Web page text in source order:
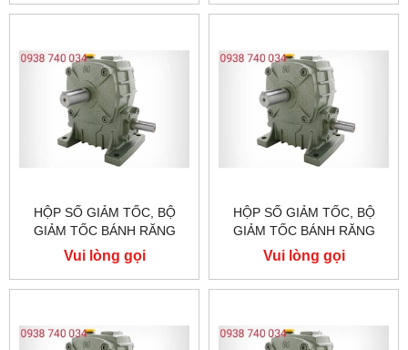
HỘP SỐ GIẢM TỐC, BỘ
GIẢM TỐC BÁNH RĂNG
WPS200:WPS80 WPS120
WPS135 WPS147 WPS155
Vui lòng gọi
HỘP SỐ GIẢM TỐC, BỘ
GIẢM TỐC BÁNH RĂNG
WPS175:WPS80 WPS120
WPS135 WPS147 WPS155
Vui lòng gọi